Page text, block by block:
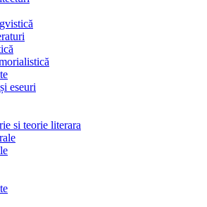
eseuri
si teorie literara